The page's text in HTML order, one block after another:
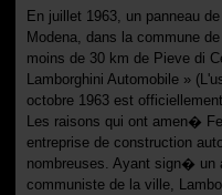
En juillet 1963, un panneau
Modena, dans la commune
moins de 30 km de Pieve di
Lamborghini Automobile »
octobre 1963 est
Les raisons qui ont amen�
entreprise de construction
nombreuses. Ayant sign�
communiste de la ville,